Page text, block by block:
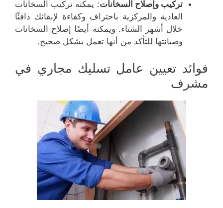
تركيب وإصلاح السخانات: يمكنه تركيب السخانات
العادية والمركزية باحتراف وكفاءة لإبقائك دافئًا
خلال أشهر الشتاء. ويمكنه أيضًا إصلاح السخانات
وصيانتها للتأكد من أنها تعمل بشكل صحيح.
فوائد تعيين عامل تسليك مجاري في
مشرف